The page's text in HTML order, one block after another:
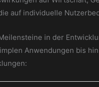
auf individuelle
in der
Anwendungen bis